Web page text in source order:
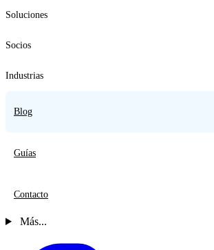
Soluciones
Socios
Industrias
Blog
Guías
Contacto
Más...